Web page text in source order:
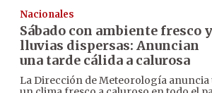
Nacionales
Sábado con ambiente fresco y
lluvias dispersas: Anuncian
una tarde cálida a calurosa
La Dirección de Meteorología anuncia